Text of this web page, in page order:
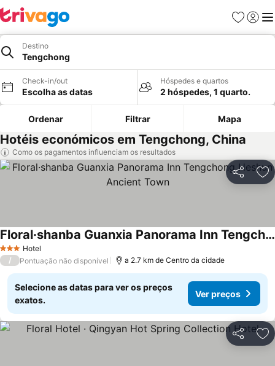
Favoritos
Iniciar
Destino
Tengchong
Check-in/out
Escolha as datas
Hóspedes e quartos
2 hóspedes, 1 quarto.
Ordenar Filtrar Mapa
Hotéis económicos em Tengchong, China
Como os pagamentos influenciam os resultados
Partilhar
3 EstrelasHotel
Floral·shanba Guanxia Panorama Inn Tengchong Heshun Ancient Town
Ver preços
/ Pontuação não disponível a 2.7 km de Centro da cidade
Selecione as datas para ver os preços
exatos.
Ver preços
Partilhar